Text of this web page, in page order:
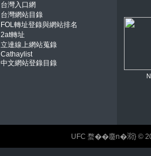
台灣入口網
台灣網站目錄
FOL轉址登錄與網站排名
2at轉址
立達線上網站蒐錄
Cathaylist
中文網站登錄目錄
UFC 蝥��麢n�𣶹} ©